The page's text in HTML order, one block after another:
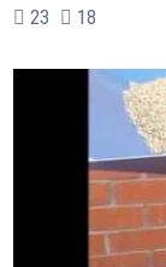
23 18